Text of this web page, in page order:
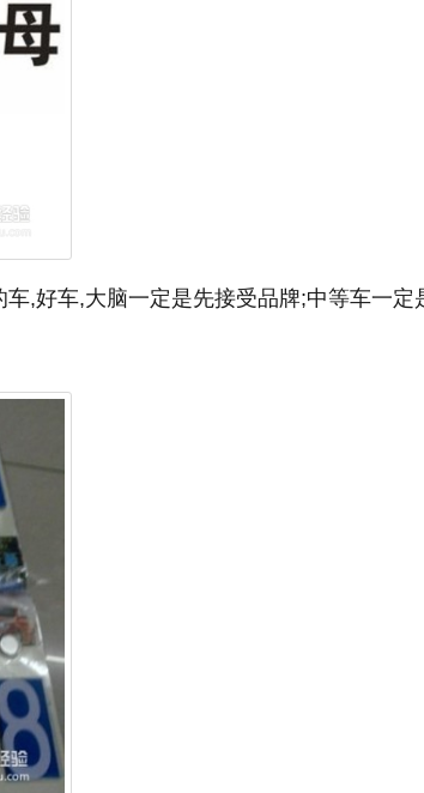
,好车,大脑一定是先接受品牌;中等车一定